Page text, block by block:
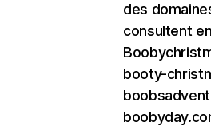
des
consultent
booty-